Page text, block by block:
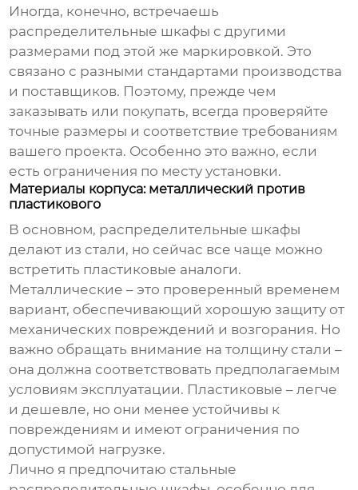
Иногда, конечно, встречаешь
распределительные шкафы с другими
размерами под этой же маркировкой. Это
связано с разными стандартами производства
и поставщиков. Поэтому, прежде чем
заказывать или покупать, всегда проверяйте
точные размеры и соответствие требованиям
вашего проекта. Особенно это важно, если
есть ограничения по месту установки.
Материалы корпуса: металлический против
пластикового
В основном, распределительные шкафы
делают из стали, но сейчас все чаще можно
встретить пластиковые аналоги.
Металлические – это проверенный временем
вариант, обеспечивающий хорошую защиту от
механических повреждений и возгорания. Но
важно обращать внимание на толщину стали –
она должна соответствовать предполагаемым
условиям эксплуатации. Пластиковые – легче
и дешевле, но они менее устойчивы к
повреждениям и имеют ограничения по
допустимой нагрузке.
Лично я предпочитаю стальные